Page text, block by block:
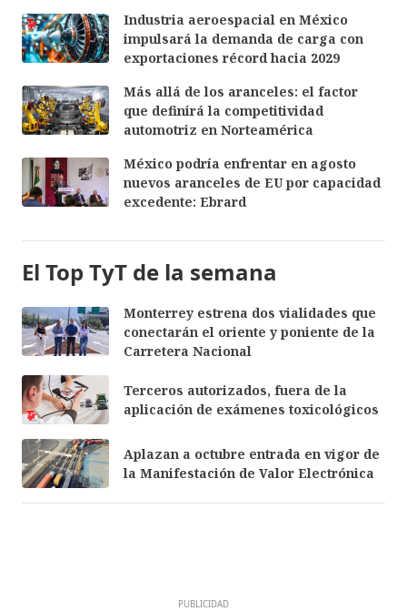
Industria aeroespacial en México
impulsará la demanda de carga con
exportaciones récord hacia 2029
Más allá de los aranceles: el factor
que definirá la competitividad
automotriz en Norteamérica
México podría enfrentar en agosto
nuevos aranceles de EU por capacidad
excedente: Ebrard
El Top TyT de la semana
Monterrey estrena dos vialidades que
conectarán el oriente y poniente de la
Carretera Nacional
Terceros autorizados, fuera de la
aplicación de exámenes toxicológicos
Aplazan a octubre entrada en vigor de
la Manifestación de Valor Electrónica
PUBLICIDAD